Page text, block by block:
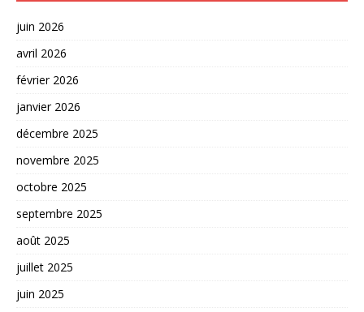
juin 2026
avril 2026
février 2026
janvier 2026
décembre 2025
novembre 2025
octobre 2025
septembre 2025
août 2025
juillet 2025
juin 2025